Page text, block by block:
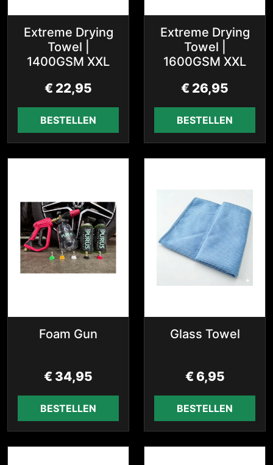
Extreme Drying
Towel |
1400GSM XXL
€ 22,95
BESTELLEN
Extreme Drying
Towel |
1600GSM XXL
€ 26,95
BESTELLEN
Foam Gun
€ 34,95
BESTELLEN
Glass Towel
€ 6,95
BESTELLEN